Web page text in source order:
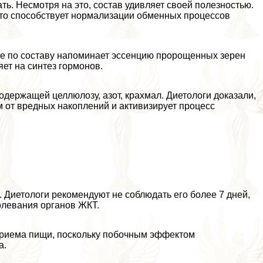
Несмотря на это, состав удивляет своей полезностью.
способствует нормализации обменных процессов
по составу напоминает эссенцию пророщенных зерен
на синтез гормонов.
целлюлозу, азот, крахмал. Диетологи доказали,
вредных накоплений и активизирует процесс
рекомендуют не соблюдать его более 7 дней,
органов ЖКТ.
пищи, поскольку побочным эффектом